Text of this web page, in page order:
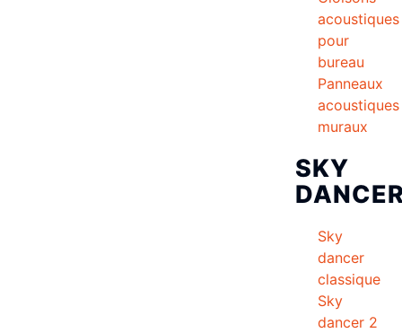
acoustiques
pour
bureau
Panneaux
acoustiques
muraux
SKY
Sky
dancer
classique
Sky
dancer 2